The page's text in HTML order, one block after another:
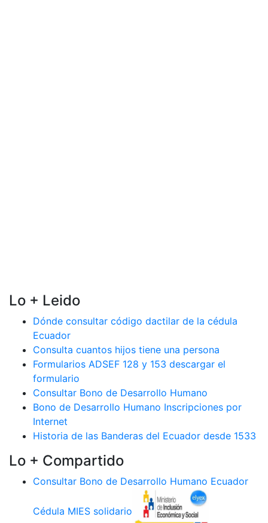
Lo + Leido
Dónde consultar código dactilar de la cédula
Ecuador
Consulta cuantos hijos tiene una persona
Formularios ADSEF 128 y 153 descargar el
formulario
Consultar Bono de Desarrollo Humano
Bono de Desarrollo Humano Inscripciones por
Internet
Historia de las Banderas del Ecuador desde 1533
Lo + Compartido
Consultar Bono de Desarrollo Humano Ecuador
Cédula MIES solidario